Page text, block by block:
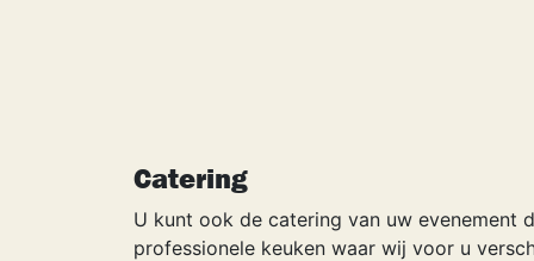
Catering
U kunt ook de catering van uw evenement
professionele keuken waar wij voor u